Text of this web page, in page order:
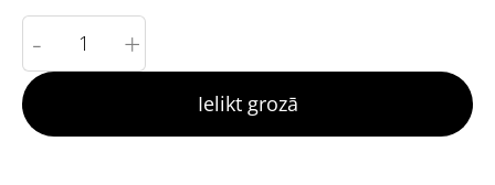
- +
Ielikt grozā